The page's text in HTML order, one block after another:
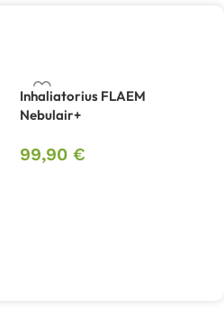
Inhaliatorius FLAEM
Nebulair+
99,90 €